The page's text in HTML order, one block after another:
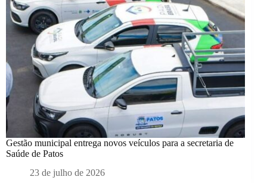
Gestão municipal entrega novos veículos para a secretaria de
Saúde de Patos
23 de julho de 2026